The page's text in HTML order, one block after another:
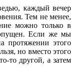
каждый вечер
Тем не менее,
можно только в
Если же мы
протяжении этого
но вместо этого
то другой, а затем